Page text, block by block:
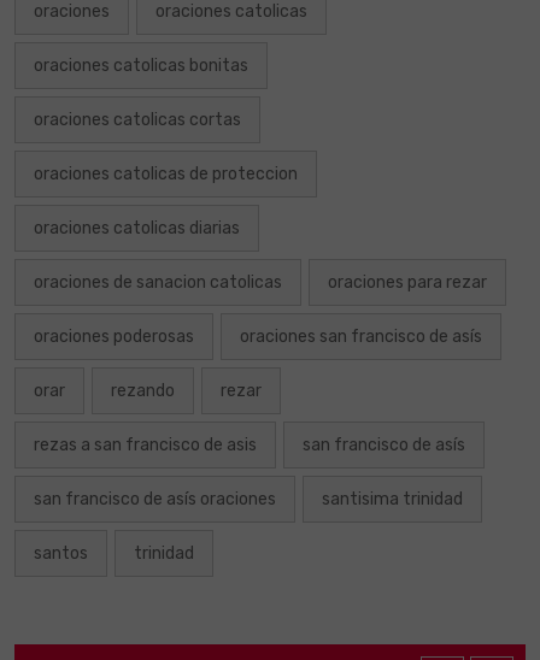
oraciones oraciones catolicas
oraciones catolicas bonitas
oraciones catolicas cortas
oraciones catolicas de proteccion
oraciones catolicas diarias
oraciones de sanacion catolicas oraciones para rezar
oraciones poderosas oraciones san francisco de asís
orar rezando rezar
rezas a san francisco de asis san francisco de asís
san francisco de asís oraciones santisima trinidad
santos trinidad